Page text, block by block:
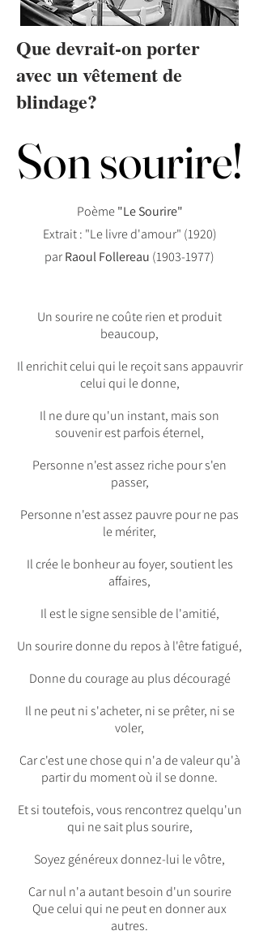
Que devrait-on porter
avec un vêtement de
blindage?
Son sourire!
Son sourire!
Poème"Le Sourire"
Extrait : "Le livre d'amour" (1920)
parRaoul Follereau (1903-1977)
Un sourire ne coûte rien et produit
beaucoup,
Il enrichit celui qui le reçoit sans appauvrir
celui qui le donne,
Il ne dure qu'un instant, mais son
souvenir est parfois éternel,
Personne n'est assez riche pour s'en
passer,
Personne n'est assez pauvre pour ne pas
le mériter,
Il crée le bonheur au foyer, soutient les
affaires,
Il est le signe sensible de l'amitié,
Un sourire donne du repos à l'être fatigué,
Donne du courage au plus découragé
Il ne peut ni s'acheter, ni se prêter, ni se
voler,
Car c'est une chose qui n'a de valeur qu'à
partir du moment où il se donne.
Et si toutefois, vous rencontrez quelqu'un
qui ne sait plus sourire,
Soyez généreux donnez-lui le vôtre,
Car nul n'a autant besoin d'un sourire
Que celui qui ne peut en donner aux
autres.